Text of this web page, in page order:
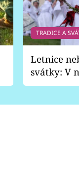
TRADICE A
Letnice
svátky: V
pondělí